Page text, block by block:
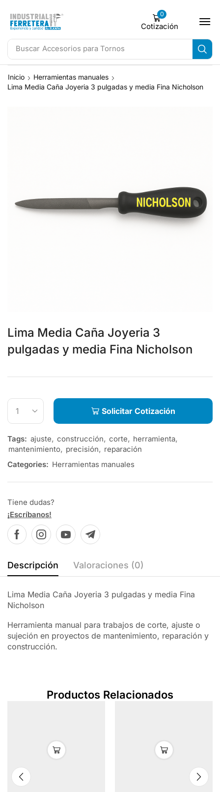
Buscar Accesorios para Tornos
0
Cotización
Inicio
Herramientas manuales
Lima Media Caña Joyeria 3 pulgadas y media Fina Nicholson
Lima Media Caña Joyeria 3
pulgadas y media Fina Nicholson
Solicitar Cotización
Tags: ajuste, construcción, corte, herramienta,
mantenimiento, precisión, reparación
Categories: Herramientas manuales
Tiene dudas?
¡Escríbanos!
Descripción Valoraciones (0)
Lima Media Caña Joyeria 3 pulgadas y media Fina
Nicholson
Herramienta manual para trabajos de corte, ajuste o
sujeción en proyectos de mantenimiento, reparación y
construcción.
Productos Relacionados